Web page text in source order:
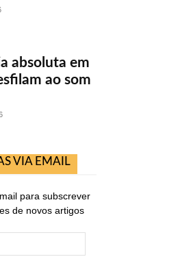
absoluta em
ao som
VIA EMAIL
para subscrever
de novos artigos